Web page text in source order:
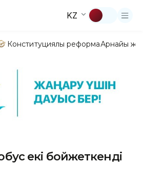
KZ
Конституциялық реформаАрнайы
екі бойжеткенді